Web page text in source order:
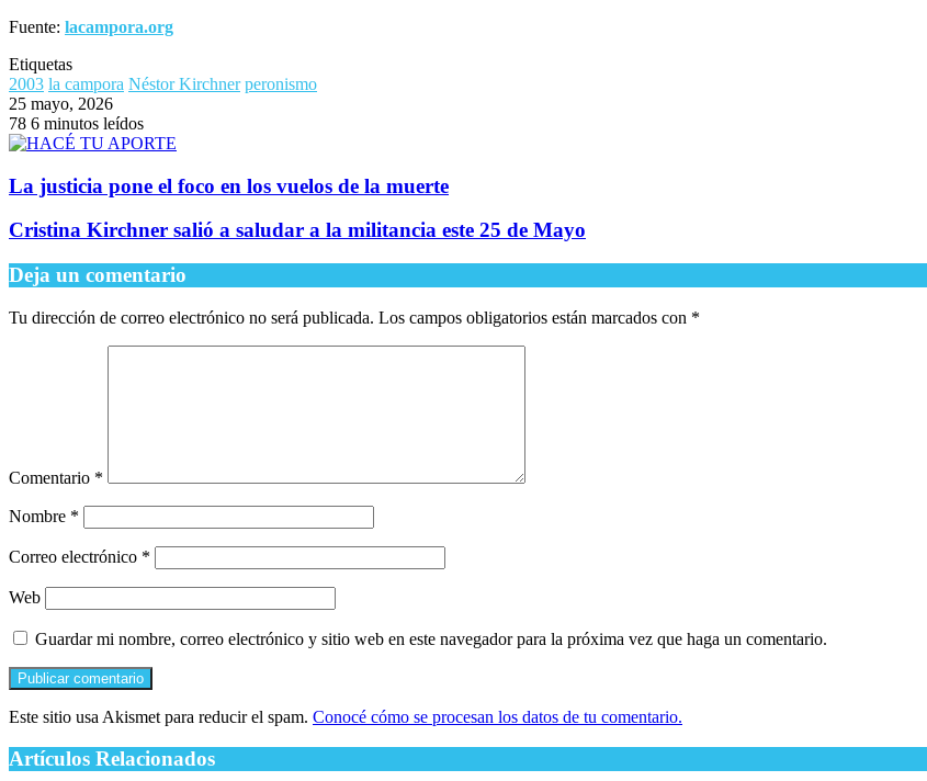
Fuente: lacampora.org
Etiquetas
2003 la campora Néstor Kirchner peronismo
25 mayo, 2026
78 6 minutos leídos
La justicia pone el foco en los vuelos de la muerte
Cristina Kirchner salió a saludar a la militancia este 25 de Mayo
Deja un comentario
Tu dirección de correo electrónico no será publicada. Los campos obligatorios están marcados con *
Comentario *
Nombre *
Correo electrónico *
Web
Guardar mi nombre, correo electrónico y sitio web en este navegador para la próxima vez que haga un comentario.
Este sitio usa Akismet para reducir el spam. Conocé cómo se procesan los datos de tu comentario.
Artículos Relacionados